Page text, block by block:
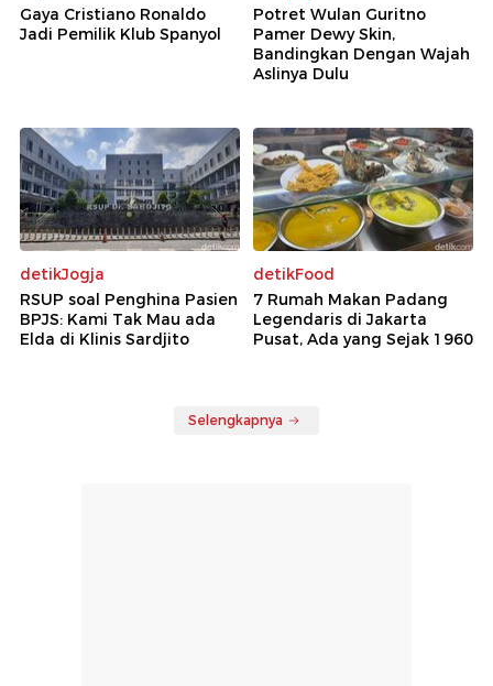
Gaya Cristiano Ronaldo
Jadi Pemilik Klub Spanyol
Potret Wulan Guritno
Pamer Dewy Skin,
Bandingkan Dengan Wajah
Aslinya Dulu
detikJogja
RSUP soal Penghina Pasien
BPJS: Kami Tak Mau ada
Elda di Klinis Sardjito
detikFood
7 Rumah Makan Padang
Legendaris di Jakarta
Pusat, Ada yang Sejak 1960
Selengkapnya